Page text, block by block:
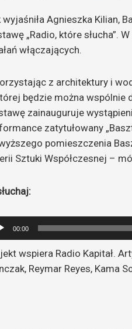
wyjaśniła Agnieszka Kilian,
„Radio, które słucha”.
włączających.
z architektury i
będzie można wspólnie
zainauguruje
zatytułowany
pomieszczenia
Sztuki Współczesnej –
00:00
wspiera Radio Kapitał.
Reymar Reyes, Kama